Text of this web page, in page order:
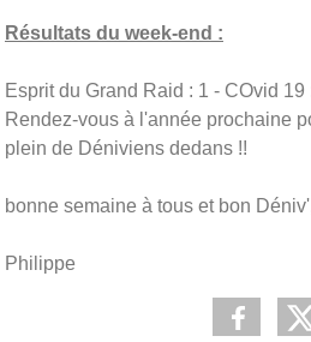
Résultats du week-end :
Esprit du Grand Raid : 1 - COvid 19
Rendez-vous à l'année prochaine
plein de Déniviens dedans !!
bonne semaine à tous et bon
Philippe